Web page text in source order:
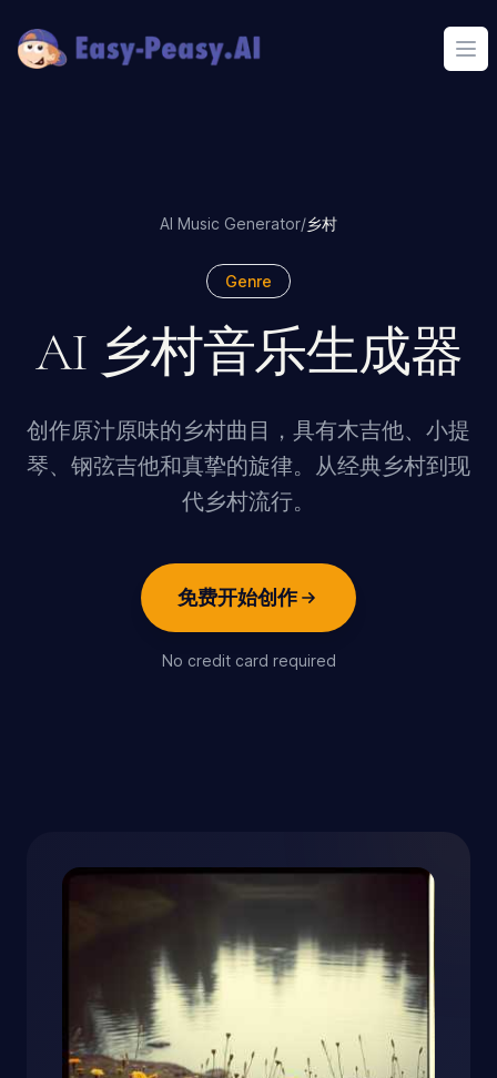
AI Music Generator/乡村
Genre
AI 乡村音乐生成器
创作原汁原味的乡村曲目，具有木吉他、小提
琴、钢弦吉他和真挚的旋律。从经典乡村到现
代乡村流行。
免费开始创作
No credit card required